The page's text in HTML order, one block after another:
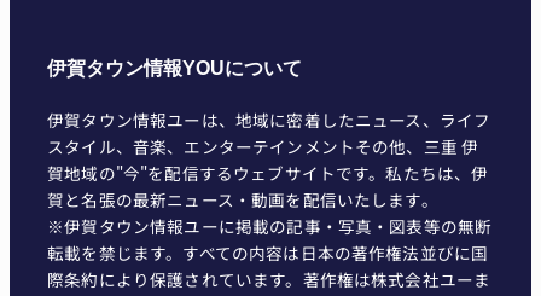
伊賀タウン情報YOUについて
伊賀タウン情報ユーは、地域に密着したニュース、ライフ
スタイル、音楽、エンターテインメントその他、三重 伊
賀地域の"今"を配信するウェブサイトです。私たちは、伊
賀と名張の最新ニュース・動画を配信いたします。
※伊賀タウン情報ユーに掲載の記事・写真・図表等の無断
転載を禁じます。すべての内容は日本の著作権法並びに国
際条約により保護されています。著作権は株式会社ユーま